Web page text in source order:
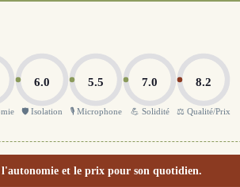
6.0
🛡️ Isolation
5.5
🎙️ Microphone
7.0
💪 Solidité
8.2
⚖️ Qualité/Prix
et le prix pour son quotidien.